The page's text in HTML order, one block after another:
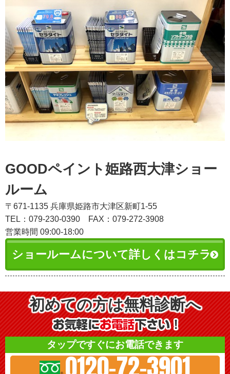
GOODペイント姫路西大津ショー
ルーム
〒671-1135 兵庫県姫路市大津区新町1-55
TEL：079-230-0390
FAX：079-272-3908
営業時間 09:00-18:00
ショールームについて詳しくはコチラ
初めての方は無料診断へ
タップですぐにお電話できます